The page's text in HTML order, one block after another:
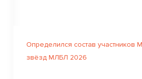
Определился состав участников
звёзд МЛБЛ 2026